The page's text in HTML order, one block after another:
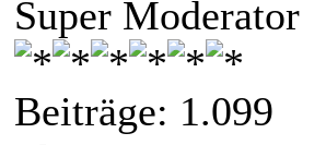
Super Moderator
Beiträge: 1.099